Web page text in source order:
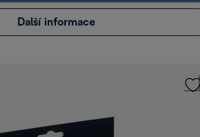
Další informace